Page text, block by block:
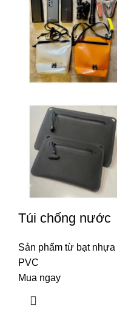
Túi chống nước
Sản phẩm từ bạt nhựa
PVC
Mua ngay